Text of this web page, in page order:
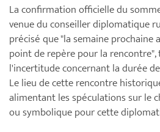
La confirmation officielle du
venue du conseiller diplomatique
précisé que "la semaine
point de repère pour la
l'incertitude concernant la durée
Le lieu de cette rencontre
alimentant les spéculations sur le
ou symbolique pour cette